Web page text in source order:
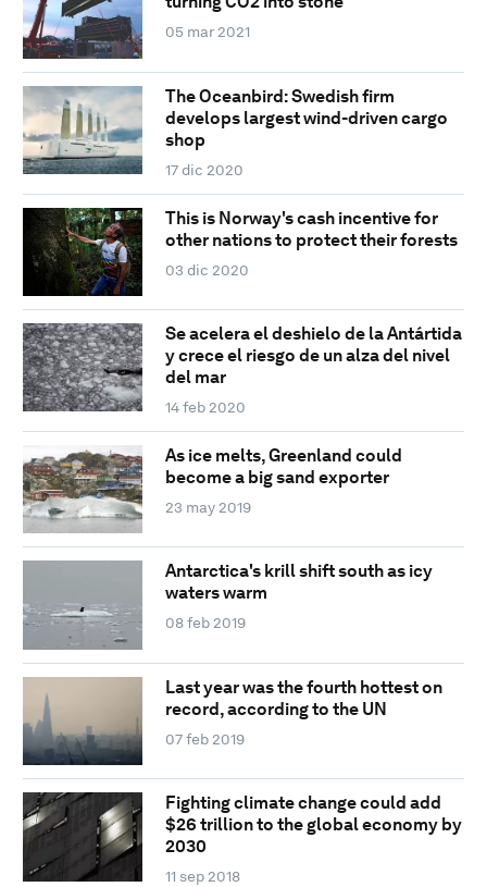
05 mar 2021
The Oceanbird: Swedish firm
develops largest wind-driven cargo
shop
17 dic 2020
This is Norway's cash incentive for
other nations to protect their forests
03 dic 2020
Se acelera el deshielo de la Antártida
y crece el riesgo de un alza del nivel
del mar
14 feb 2020
As ice melts, Greenland could
become a big sand exporter
23 may 2019
Antarctica's krill shift south as icy
waters warm
08 feb 2019
Last year was the fourth hottest on
record, according to the UN
07 feb 2019
Fighting climate change could add
$26 trillion to the global economy by
2030
11 sep 2018